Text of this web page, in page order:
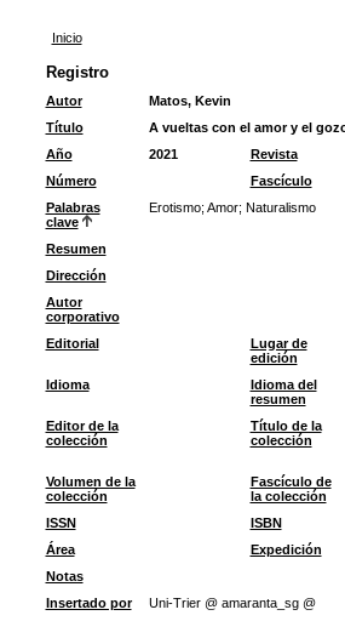
Inicio
Registro
Autor
Matos, Kevin
Título
A vueltas con el amor y el
Año
2021 Revista
Número
Fascículo
Palabras
clave
Erotismo; Amor; Naturalismo
Resumen
Dirección
Autor
corporativo
Editorial
Lugar de
edición
Idioma
Idioma del
resumen
Editor de la
colección
Título de la
colección
Volumen de la
colección
Fascículo de
la colección
ISSN
ISBN
Área
Expedición
Notas
Insertado por
Uni-Trier @ amaranta_sg @